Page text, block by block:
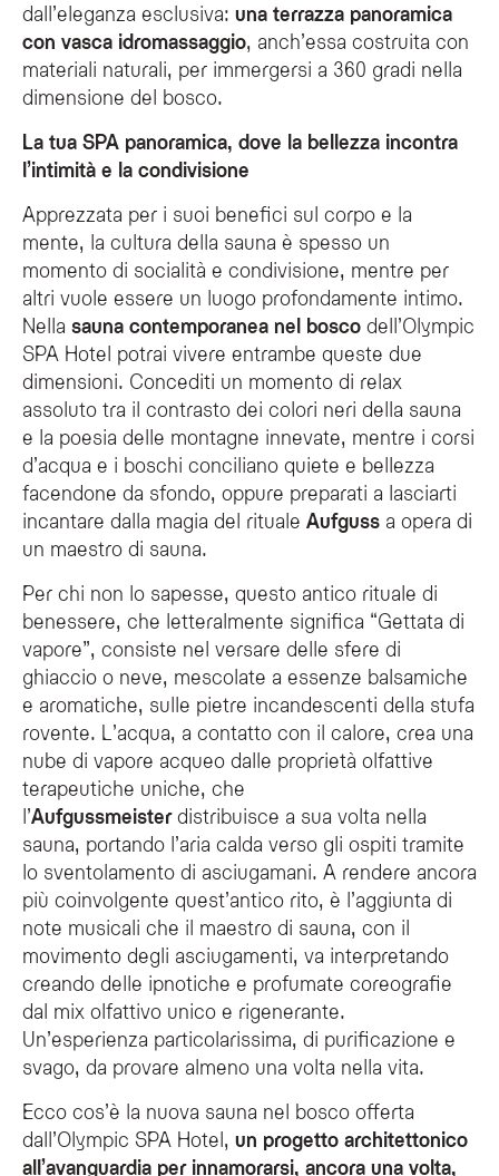
dall’eleganza esclusiva: una terrazza panoramica
con vasca idromassaggio, anch’essa costruita con
materiali naturali, per immergersi a 360 gradi nella
dimensione del bosco.
La tua SPA panoramica, dove la bellezza incontra
l’intimità e la condivisione
Apprezzata per i suoi benefici sul corpo e la
mente, la cultura della sauna è spesso un
momento di socialità e condivisione, mentre per
altri vuole essere un luogo profondamente intimo.
Nella sauna contemporanea nel bosco dell’Olympic
SPA Hotel potrai vivere entrambe queste due
dimensioni. Concediti un momento di relax
assoluto tra il contrasto dei colori neri della sauna
e la poesia delle montagne innevate, mentre i corsi
d’acqua e i boschi conciliano quiete e bellezza
facendone da sfondo, oppure preparati a lasciarti
incantare dalla magia del rituale Aufguss a opera di
un maestro di sauna.
Per chi non lo sapesse, questo antico rituale di
benessere, che letteralmente significa “Gettata di
vapore”, consiste nel versare delle sfere di
ghiaccio o neve, mescolate a essenze balsamiche
e aromatiche, sulle pietre incandescenti della stufa
rovente. L’acqua, a contatto con il calore, crea una
nube di vapore acqueo dalle proprietà olfattive
terapeutiche uniche, che
l’Aufgussmeisterdistribuisce a sua volta nella
sauna, portando l’aria calda verso gli ospiti tramite
lo sventolamento di asciugamani. A rendere ancora
più coinvolgente quest’antico rito, è l’aggiunta di
note musicali che il maestro di sauna, con il
movimento degli asciugamenti, va interpretando
creando delle ipnotiche e profumate coreografie
dal mix olfattivo unico e rigenerante.
Un’esperienza particolarissima, di purificazione e
svago, da provare almeno una volta nella vita.
Ecco cos’è la nuova sauna nel bosco offerta
dall’Olympic SPA Hotel, un progetto architettonico
all’avanguardia per innamorarsi, ancora una volta,